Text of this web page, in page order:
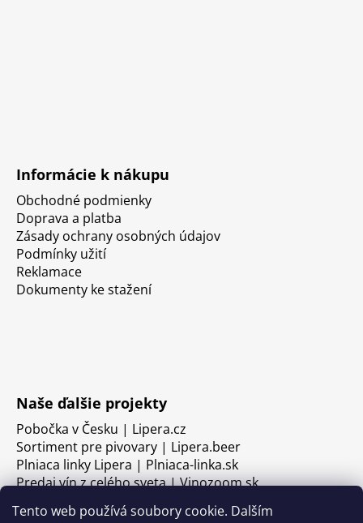
Tento web používá soubory cookie. Dalším
Informácie k nákupu
Obchodné podmienky
Doprava a platba
Zásady ochrany osobných údajov
Podmínky užití
Reklamace
Dokumenty ke stažení
Naše ďalšie projekty
Pobočka v Česku | Lipera.cz
Sortiment pre pivovary | Lipera.beer
Plniaca linky Lipera | Plniaca-linka.sk
Predaj vín z celého sveta | Vinozoom.sk